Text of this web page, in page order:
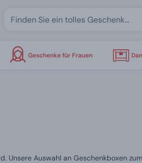
Geschenke für Frauen
Unsere Auswahl an Geschenkboxen zum